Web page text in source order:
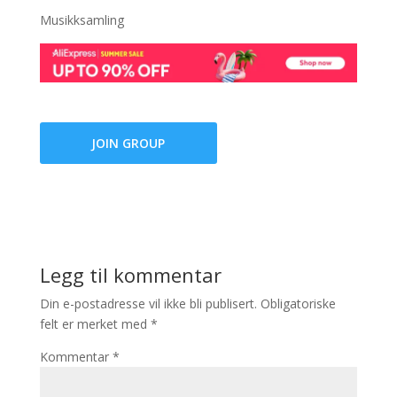
Musikksamling
JOIN GROUP
Legg til kommentar
Din e-postadresse vil ikke bli publisert. Obligatoriske
felt er merket med *
Kommentar *